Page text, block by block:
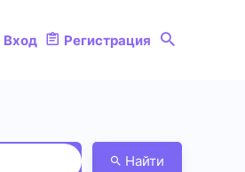
Вход Регистрация
Найти